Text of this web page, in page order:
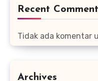
Recent
Tidak ada komentar
Archives